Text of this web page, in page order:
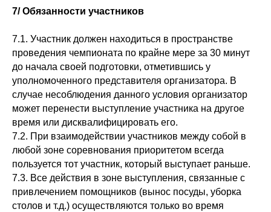
7/ Обязанности участников
7.1. Участник должен находиться в пространстве
проведения чемпионата по крайне мере за 30 минут
до начала своей подготовки, отметившись у
уполномоченного представителя организатора. В
случае несоблюдения данного условия организатор
может перенести выступление участника на другое
время или дисквалифицировать его.
7.2. При взаимодействии участников между собой в
любой зоне соревнования приоритетом всегда
пользуется тот участник, который выступает раньше.
7.3. Все действия в зоне выступления, связанные с
привлечением помощников (вынос посуды, уборка
столов и т.д.) осуществляются только во время